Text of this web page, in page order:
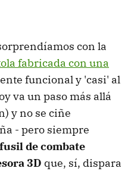
con la
fabricada con una
funcional y 'casi' al
va un paso más allá
y no se ciñe
- pero siempre
de combate
3D que, sí, dispara